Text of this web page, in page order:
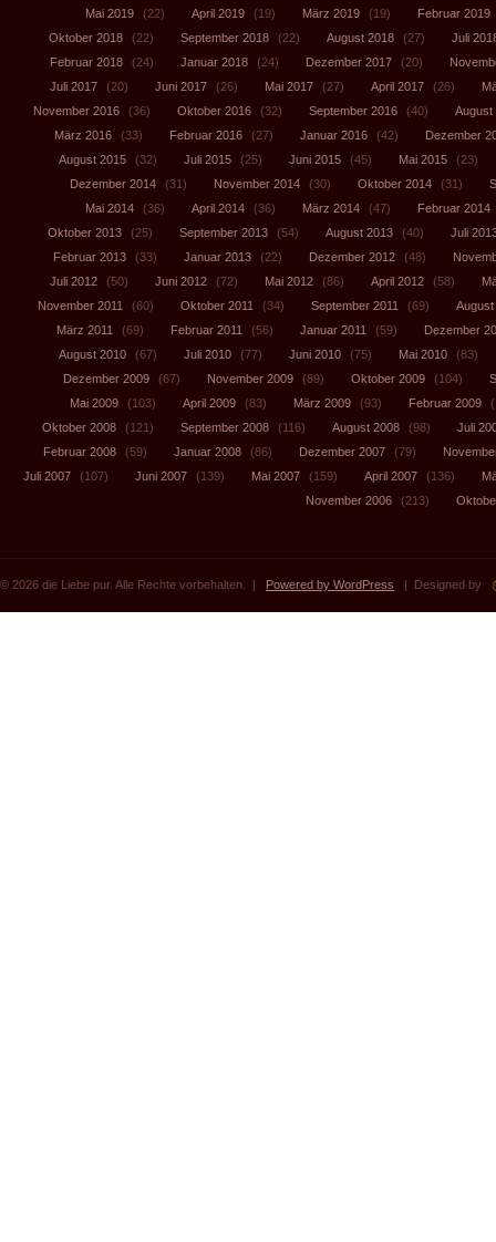
Mai 2019 (22) April 2019 (19) März 2019 (19) Februar 2019
Oktober 2018
(22) September 2018 (22) August 2018 (27)
Juli
Februar 2018
(24) Januar 2018 (24) Dezember 2017 (20)
Juli 2017
(20) Juni 2017 (26) Mai 2017 (27) April 2017 (26)
November 2016
(36) Oktober 2016 (32) September 2016 (40)
August
März 2016
(33) Februar 2016 (27) Januar 2016 (42)
Dezember
August 2015
(32) Juli 2015 (25) Juni 2015 (45) Mai 2015
(23)
Dezember 2014
(31) November 2014 (30) Oktober 2014 (31)
Mai 2014
(36) April 2014 (36) März 2014 (47) Februar 2014
Oktober 2013
(25) September 2013 (54) August 2013 (40)
Juli
Februar 2013
(33) Januar 2013 (22) Dezember 2012 (48)
Juli 2012
(50) Juni 2012 (72) Mai 2012 (86) April 2012 (58)
November 2011
(60) Oktober 2011 (34) September 2011 (69)
August
März 2011
(69) Februar 2011 (56) Januar 2011 (59)
Dezember
August 2010
(67) Juli 2010 (77) Juni 2010 (75) Mai 2010
(83)
Dezember 2009
(67) November 2009 (89) Oktober 2009 (104)
Mai 2009
(103) April 2009 (83) März 2009 (93) Februar 2009
Oktober 2008
(121) September 2008 (116) August 2008 (98)
Juli
Februar 2008
(59) Januar 2008 (86) Dezember 2007 (79)
Juli 2007
(107) Juni 2007 (139) Mai 2007 (159) April 2007 (136)
November 2006
(213)
© 2026 die Liebe pur. Alle Rechte vorbehalten. | Powered by WordPress | Designed by